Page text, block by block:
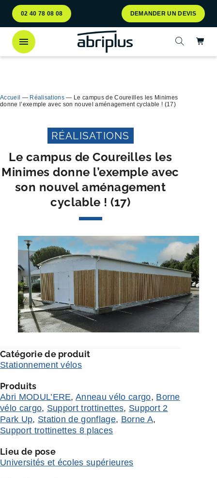
Aller
au
menu
Aller au
contenu
02 40 78 08 08 DEMANDER UN DEVIS
Ouvrir la
Accueil — Réalisations — Le campus de Coureilles les Minimes
donne l’exemple avec son nouvel aménagement cyclable ! (17)
RÉALISATIONS
Le campus de Coureilles les
Minimes donne l’exemple avec
son nouvel aménagement
cyclable ! (17)
Catégorie de produit
Stationnement vélos
Produits
Abri MODUL’ERE,Anneau vélo cargo, Borne
vélo cargo, Support trottinettes, Support 2
Park Up, Station de gonflage, Borne A,
Support trottinettes 8 places
Lieu de pose
Universités et écoles supérieures